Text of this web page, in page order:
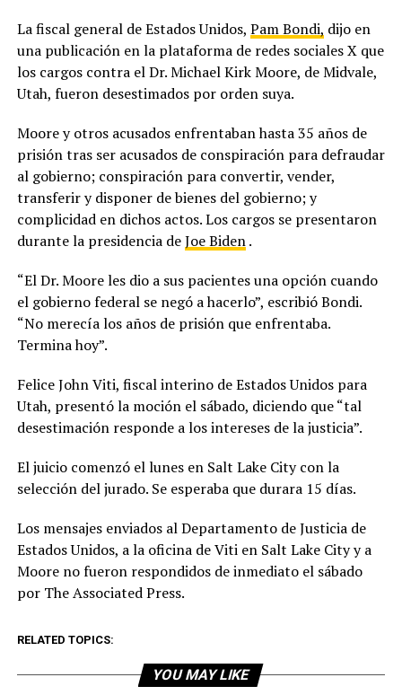
La fiscal general de Estados Unidos, Pam Bondi, dijo en
una publicación en la plataforma de redes sociales X que
los cargos contra el Dr. Michael Kirk Moore, de Midvale,
Utah, fueron desestimados por orden suya.
Moore y otros acusados enfrentaban hasta 35 años de
prisión tras ser acusados de conspiración para defraudar
al gobierno; conspiración para convertir, vender,
transferir y disponer de bienes del gobierno; y
complicidad en dichos actos. Los cargos se presentaron
durante la presidencia deJoe Biden.
“El Dr. Moore les dio a sus pacientes una opción cuando
el gobierno federal se negó a hacerlo”, escribió Bondi.
“No merecía los años de prisión que enfrentaba.
Termina hoy”.
Felice John Viti, fiscal interino de Estados Unidos para
Utah, presentó la moción el sábado, diciendo que “tal
desestimación responde a los intereses de la justicia”.
El juicio comenzó el lunes en Salt Lake City con la
selección del jurado. Se esperaba que durara 15 días.
Los mensajes enviados al Departamento de Justicia de
Estados Unidos, a la oficina de Viti en Salt Lake City y a
Moore no fueron respondidos de inmediato el sábado
por The Associated Press.
RELATED TOPICS:
YOU MAY LIKE